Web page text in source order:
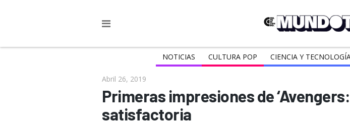
NOTICIAS CULTURA POP CIENCIA Y
Abril 26, 2019
Primeras impresiones de
satisfactoria